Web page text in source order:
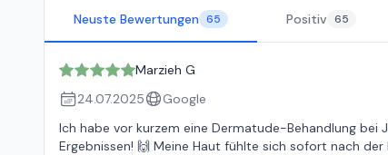
Neuste Bewertungen 65 Positiv 65
Marzieh G
24.07.2025
Google
Ich habe vor kurzem eine Dermatude-Behandlung
Ergebnissen! 🙌 Meine Haut fühlte sich sofort nach